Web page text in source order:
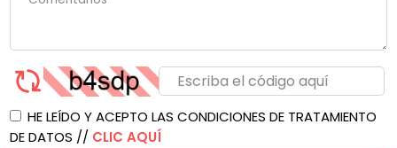
HE LEÍDO Y ACEPTO LAS CONDICIONES DE TRATAMIENTO
DE DATOS // CLIC AQUÍ